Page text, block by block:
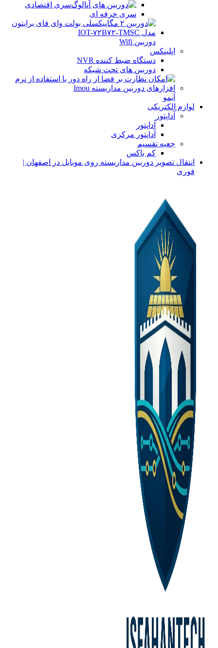
سری اقتصادی
سری حرفه ای
دوربین Wifi
اپلینکس
دستگاه ضبط کننده NVR
دوربین های تحت شبکه
آیمو
لوازم الکتریکی
آداپتور
آداپتور
آداپتور مرکزی
جعبه تقسیم
کم باکس
انتقال تصویر دوربین مداربسته روی موبایل در اصفهان |
فوری